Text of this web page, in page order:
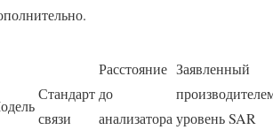
Стандарт
связи
Расстояние
до
анализатора
Заявленный
уровень SAR